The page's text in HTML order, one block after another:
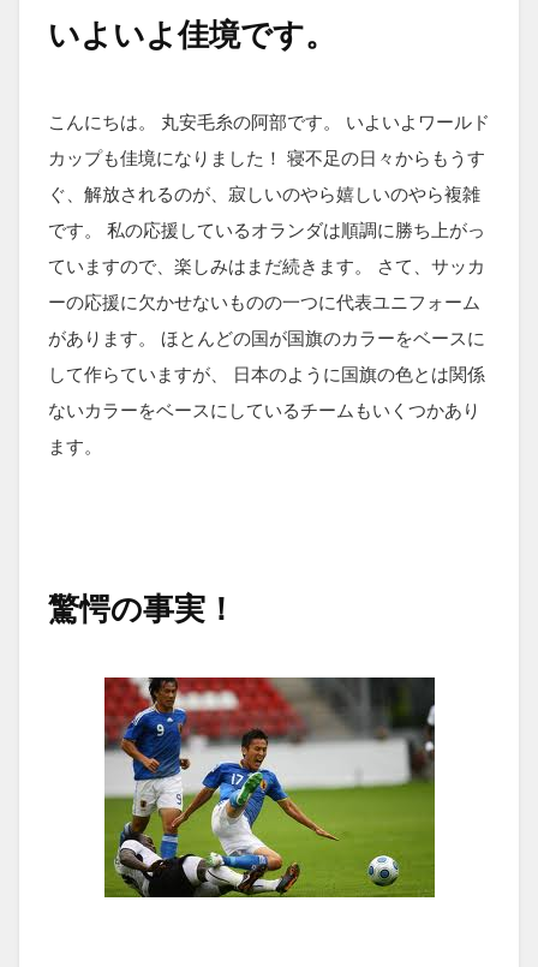
いよいよ佳境です。
こんにちは。 丸安毛糸の阿部です。 いよいよワールド
カップも佳境になりました！ 寝不足の日々からもうす
ぐ、解放されるのが、寂しいのやら嬉しいのやら複雑
です。 私の応援しているオランダは順調に勝ち上がっ
ていますので、楽しみはまだ続きます。 さて、サッカ
ーの応援に欠かせないものの一つに代表ユニフォーム
があります。 ほとんどの国が国旗のカラーをベースに
して作らていますが、 日本のように国旗の色とは関係
ないカラーをベースにしているチームもいくつかあり
ます。
驚愕の事実！